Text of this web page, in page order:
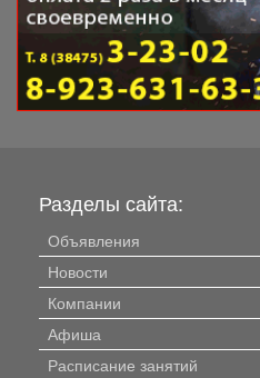
Разделы сайта:
Объявления
Новости
Компании
Афиша
Расписание занятий